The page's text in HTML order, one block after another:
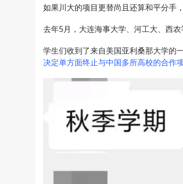
如果川大的项目更替尚且还算和平分手
去年5月，大连海事大学、河工大、西
学生们收到了来自美国亚利桑那大学的
决定单方面终止与中国多所高校的合作项